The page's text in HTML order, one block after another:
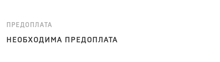
ПРЕДОПЛАТА
НЕОБХОДИМА ПРЕДОПЛАТА